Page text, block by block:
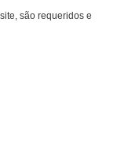
são requeridos e